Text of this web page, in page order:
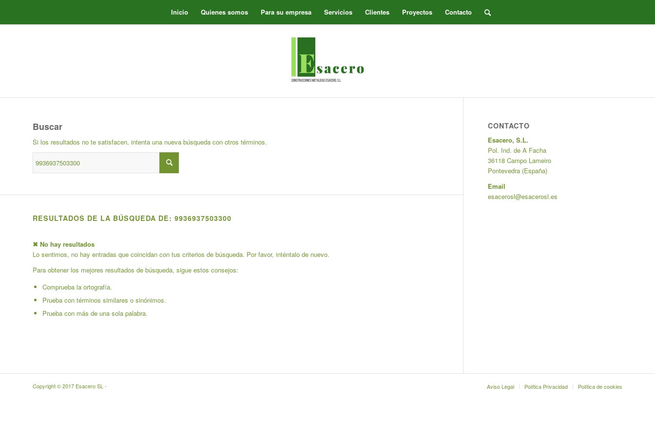
Inicio Quienes somos Para su empresa Servicios Clientes Proyectos Contacto
Buscar
Si los resultados no te satisfacen, intenta una nueva búsqueda con otros términos.
RESULTADOS DE LA BÚSQUEDA DE: 9936937503300
✖ No hay resultados
Lo sentimos, no hay entradas que coincidan con tus criterios de búsqueda. Por favor, inténtalo de nuevo.
Para obtener los mejores resultados de búsqueda, sigue estos consejos:
Comprueba la ortografía.
Prueba con términos similares o sinónimos.
Prueba con más de una sola palabra.
CONTACTO
Esacero, S.L.
Pol. Ind. de A Facha
36118 Campo Lameiro
Pontevedra (España)
Email
esacerosl@esacerosl.es
Copyright © 2017 Esacero SL - Aviso Legal Política Privacidad Política de cookies